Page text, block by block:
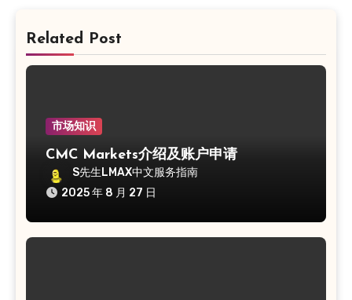
Related Post
市场知识
CMC Markets介绍及账户申请
S先生LMAX中文服务指南
2025 年 8 月 27 日